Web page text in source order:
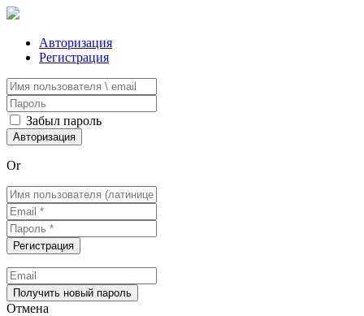
Авторизация
Регистрация
Забыл пароль
Or
Отмена